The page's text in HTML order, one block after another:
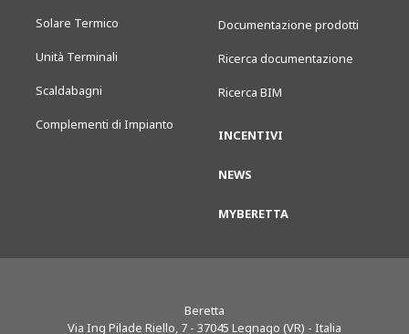
Solare Termico
Unità Terminali
Scaldabagni
Complementi di Impianto
Documentazione prodotti
Ricerca documentazione
Ricerca BIM
INCENTIVI
NEWS
MYBERETTA
Beretta
Via Ing Pilade Riello, 7 - 37045 Legnago (VR) - Italia